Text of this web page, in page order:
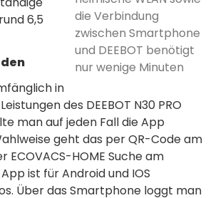
die Verbindung
zwischen Smartphone
und DEEBOT benötigt
nur wenige Minuten
6,5
in
des DEEBOT N30 PRO
man auf jeden Fall die App
geht das per QR-Code am
ECOVACS-HOME Suche am
ist für Android und IOS
Über das Smartphone loggt man